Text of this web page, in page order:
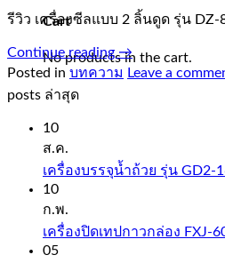
Cart
No products in the cart.
รีวิว เครื่องซีลแบบ 2 ลิ้นดูด รุ่น
Continue reading→
Posted in บทความ Leave a
posts ล่าสุด
10
ส.ค.
เครื่องบรรจุน้ำถ้วย รุ่น GD2-
10
ก.พ.
เครื่องปิดเทปกาวกล่อง FXJ-
05